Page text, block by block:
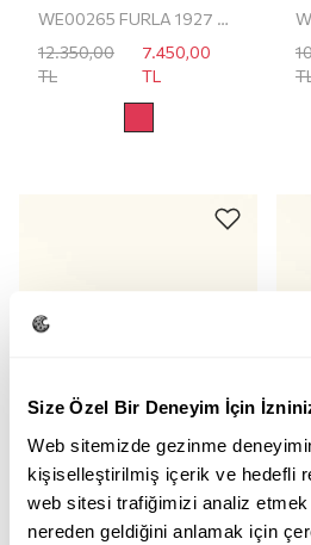
Size Özel Bir Deneyim İçin
Web sitemizde gezinme
kişiselleştirilmiş içerik ve hedefli
web sitesi trafiğimizi analiz
nereden geldiğini anlamak için
WE00265 FURLA 1927 MINI CROSSBODY
12.350,00
TL
7.450,00
TL